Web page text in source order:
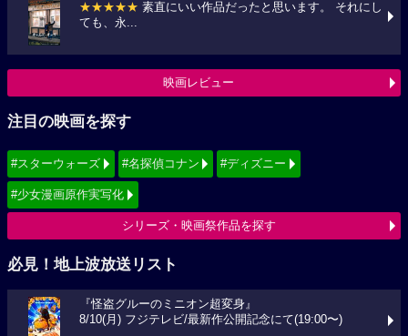
★★★★★ 素直にいい作品だったと思います。 それにし
ても、永...
映画レビュー
注目の映画を探す
#スターウォーズ #名探偵コナン #ディズニー
#少女漫画原作実写化
シリーズ・映画祭作品を探す
必見！地上波放送リスト
『怪盗グルーのミニオン超変身』
8/10(月) フジテレビ/最新作公開記念にて(19:00〜)